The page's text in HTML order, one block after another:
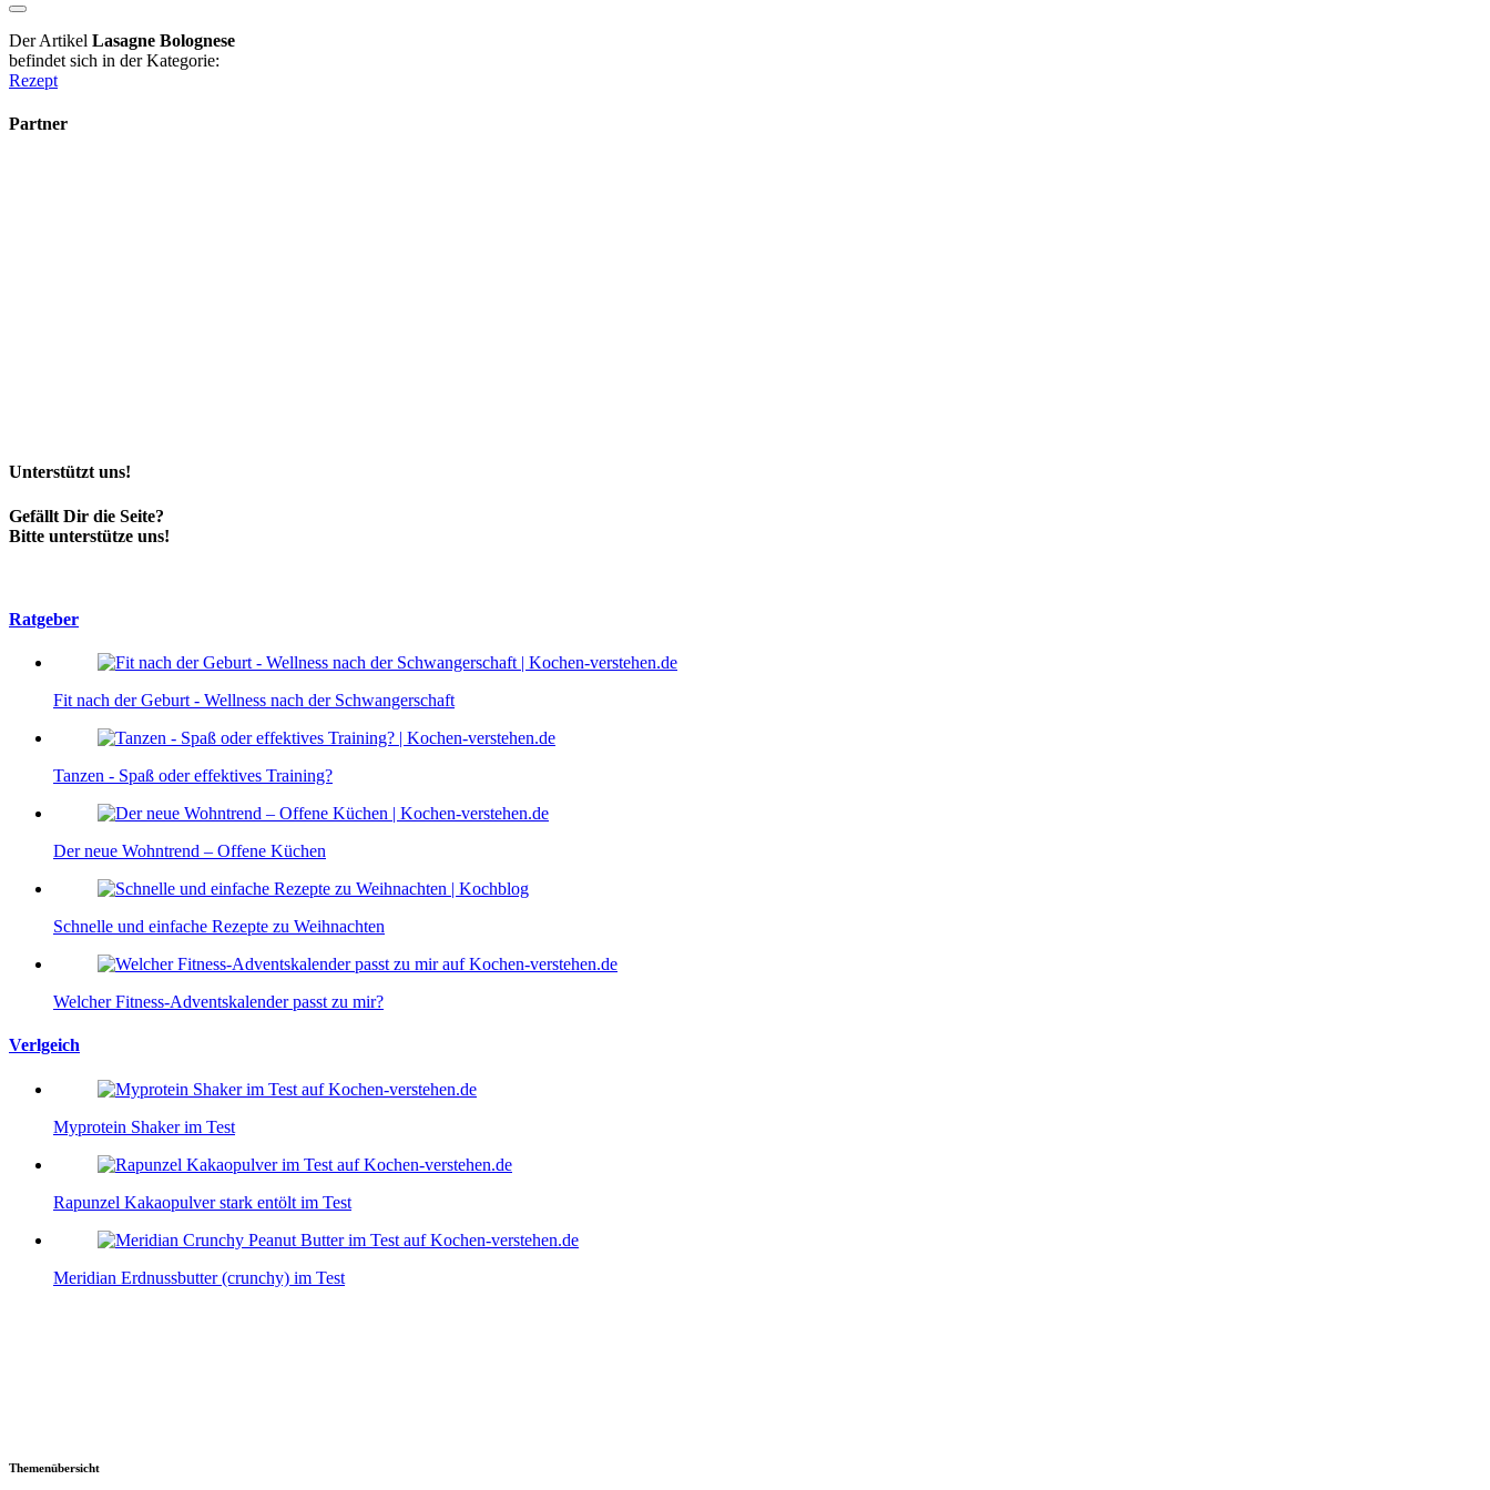
Der Artikel Lasagne Bolognese
befindet sich in der Kategorie:
Rezept
Partner
Unterstützt uns!
Gefällt Dir die Seite?
Bitte unterstütze uns!
Ratgeber
Fit nach der Geburt - Wellness nach der Schwangerschaft
Tanzen - Spaß oder effektives Training?
Der neue Wohntrend – Offene Küchen
Schnelle und einfache Rezepte zu Weihnachten
Welcher Fitness-Adventskalender passt zu mir?
Verlgeich
Myprotein Shaker im Test
Rapunzel Kakaopulver stark entölt im Test
Meridian Erdnussbutter (crunchy) im Test
Themenübersicht